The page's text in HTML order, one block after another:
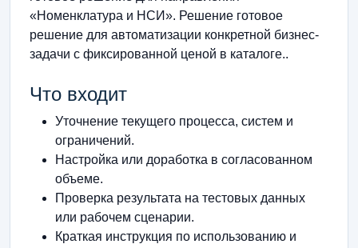
«Номенклатура и НСИ». Решение готовое
решение для автоматизации конкретной бизнес-
задачи с фиксированной ценой в каталоге..
Что входит
Уточнение текущего процесса, систем и
ограничений.
Настройка или доработка в согласованном
объеме.
Проверка результата на тестовых данных
или рабочем сценарии.
Краткая инструкция по использованию и